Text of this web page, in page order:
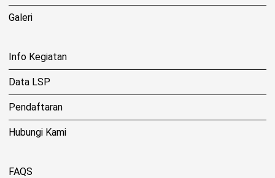
Galeri
Info Kegiatan
Data LSP
Pendaftaran
Hubungi Kami
FAQS